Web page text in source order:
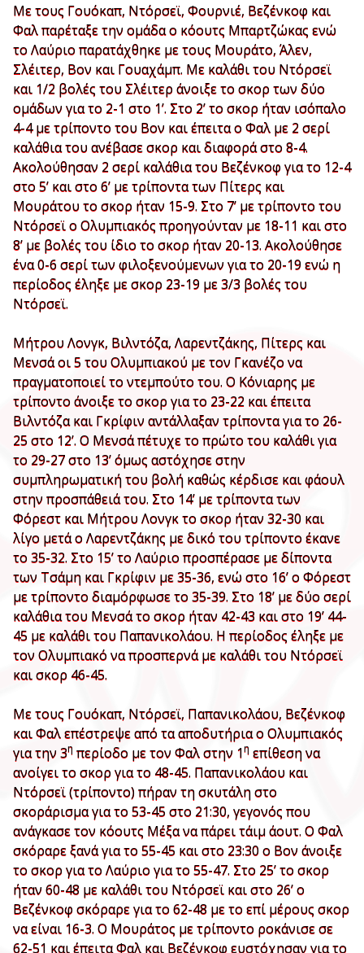
Με τους Γουόκαπ, Ντόρσεϊ, Φουρνιέ, Βεζένκοφ και
Φαλ παρέταξε την ομάδα ο κόουτς Μπαρτζώκας ενώ
το Λαύριο παρατάχθηκε με τους Μουράτο, Άλεν,
Σλέιτερ, Βον και Γουαχάμπ. Με καλάθι του Ντόρσεϊ
και 1/2 βολές του Σλέιτερ άνοιξε το σκορ των δύο
ομάδων για το 2-1 στο 1’. Στο 2’ το σκορ ήταν ισόπαλο
4-4 με τρίποντο του Βον και έπειτα ο Φαλ με 2 σερί
καλάθια του ανέβασε σκορ και διαφορά στο 8-4.
Ακολούθησαν 2 σερί καλάθια του Βεζένκοφ για το 12-4
στο 5’ και στο 6’ με τρίποντα των Πίτερς και
Μουράτου το σκορ ήταν 15-9. Στο 7’ με τρίποντο του
Ντόρσεϊ ο Ολυμπιακός προηγούνταν με 18-11 και στο
8’ με βολές του ίδιο το σκορ ήταν 20-13. Ακολούθησε
ένα 0-6 σερί των φιλοξενούμενων για το 20-19 ενώ η
περίοδος έληξε με σκορ 23-19 με 3/3 βολές του
Ντόρσεϊ.
Μήτρου Λονγκ, Βιλντόζα, Λαρεντζάκης, Πίτερς και
Μενσά οι 5 του Ολυμπιακού με τον Γκανέζο να
πραγματοποιεί το ντεμπούτο του. Ο Κόνιαρης με
τρίποντο άνοιξε το σκορ για το 23-22 και έπειτα
Βιλντόζα και Γκρίφιν αντάλλαξαν τρίποντα για το 26-
25 στο 12’. Ο Μενσά πέτυχε το πρώτο του καλάθι για
το 29-27 στο 13’ όμως αστόχησε στην
συμπληρωματική του βολή καθώς κέρδισε και φάουλ
στην προσπάθειά του. Στο 14’ με τρίποντα των
Φόρεστ και Μήτρου Λονγκ το σκορ ήταν 32-30 και
λίγο μετά ο Λαρεντζάκης με δικό του τρίποντο έκανε
το 35-32. Στο 15’ το Λαύριο προσπέρασε με δίποντα
των Τσάμη και Γκρίφιν με 35-36, ενώ στο 16’ ο Φόρεστ
με τρίποντο διαμόρφωσε το 35-39. Στο 18’ με δύο σερί
καλάθια του Μενσά το σκορ ήταν 42-43 και στο 19’ 44-
45 με καλάθι του Παπανικολάου. Η περίοδος έληξε με
τον Ολυμπιακό να προσπερνά με καλάθι του Ντόρσεϊ
και σκορ 46-45.
Με τους Γουόκαπ, Ντόρσεϊ, Παπανικολάου, Βεζένκοφ
και Φαλ επέστρεψε από τα αποδυτήρια ο Ολυμπιακός
για την 3η περίοδο με τον Φαλ στην 1η επίθεση να
ανοίγει το σκορ για το 48-45. Παπανικολάου και
Ντόρσεϊ (τρίποντο) πήραν τη σκυτάλη στο
σκοράρισμα για το 53-45 στο 21:30, γεγονός που
ανάγκασε τον κόουτς Μέξα να πάρει τάιμ άουτ. Ο Φαλ
σκόραρε ξανά για το 55-45 και στο 23:30 ο Βον άνοιξε
το σκορ για το Λαύριο για το 55-47. Στο 25’ το σκορ
ήταν 60-48 με καλάθι του Ντόρσεϊ και στο 26’ ο
Βεζένκοφ σκόραρε για το 62-48 με το επί μέρους σκορ
να είναι 16-3. Ο Μουράτος με τρίποντο ροκάνισε σε
62-51 και έπειτα Φαλ και Βεζένκοφ ευστόχησαν για το